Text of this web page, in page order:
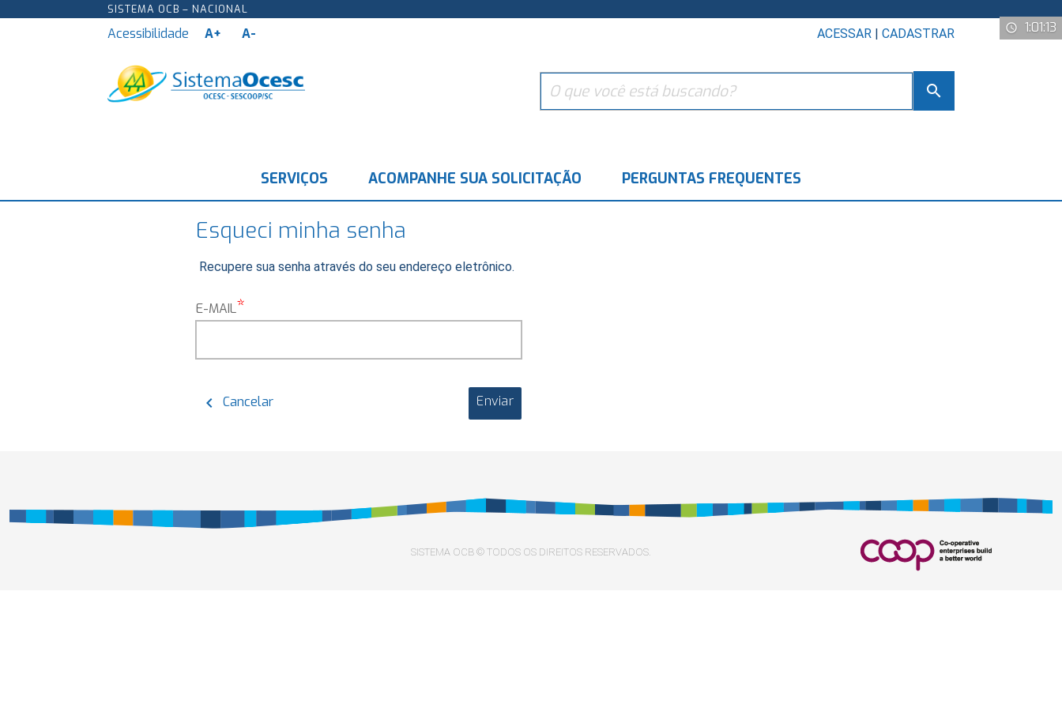
SISTEMA OCB – NACIONAL
Acessibilidade A+ A- ACESSAR| CADASTRAR
search
access_time 1:01:13
SERVIÇOS ACOMPANHE SUA SOLICITAÇÃO PERGUNTAS FREQUENTES
Esqueci minha senha
Recupere sua senha através do seu endereço eletrônico.
E-MAIL*
chevron_left Cancelar Enviar
SISTEMA OCB © TODOS OS DIREITOS RESERVADOS.